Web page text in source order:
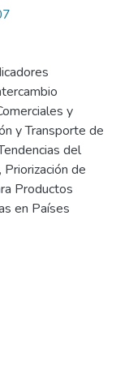
y
y Transporte de
del
de
Productos
en Países